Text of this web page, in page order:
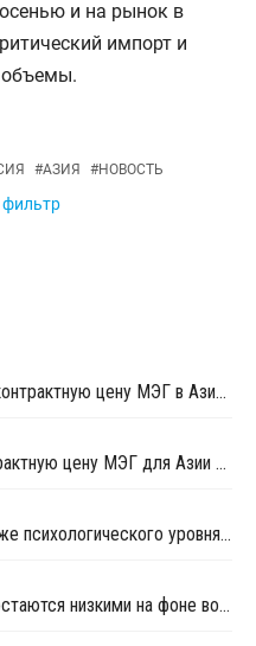
и на рынок в
импорт и
объемы.
#АЗИЯ #НОВОСТЬ
фильтр
MEGlobal понизила апрельскую контрактную цену МЭГ в Азии на USD80 за тонну
Sabic подняла мартовскую контрактную цену МЭГ для Азии на USD20 за тонну
Цены ПЭТ в Азии опустились ниже психологического уровня в USD1 000 за тонну, FOB
Цены бутылочного ПЭТ в Азии остаются низкими на фоне волатильности цен сырья